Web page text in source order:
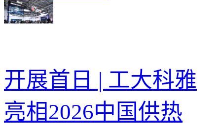
开展首日 | 工大科雅
亮相2026中国供热